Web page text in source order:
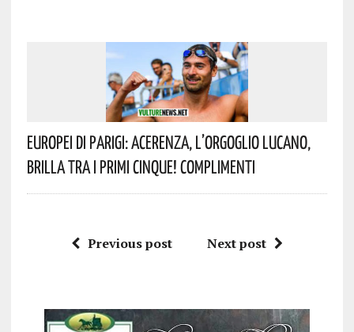
Europei Di Parigi: Acerenza, L’orgoglio Lucano,
Brilla Tra I Primi Cinque! Complimenti
Previous post Next post